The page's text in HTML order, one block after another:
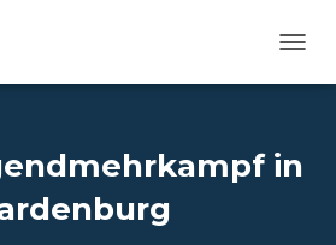
A
A
in